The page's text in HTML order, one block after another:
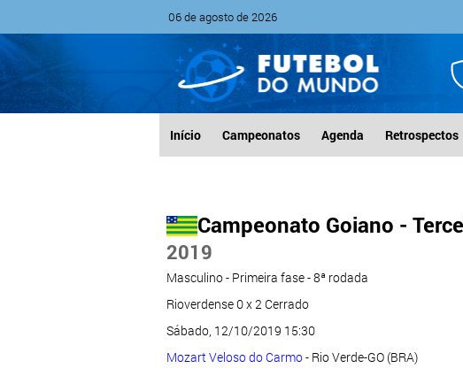
06 de agosto de 2026
Início Campeonatos Agenda Retrospectos
Campeonato Goiano -
2019
Masculino - Primeira fase - 8ª rodada
Rioverdense 0 x 2 Cerrado
Sábado, 12/10/2019 15:30
Mozart Veloso do Carmo- Rio Verde-GO (BRA)